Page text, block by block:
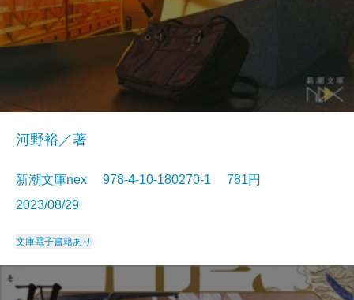
河野裕／著
新潮文庫nex 978-4-10-180270-1 781円
2023/08/29
文庫電子書籍あり